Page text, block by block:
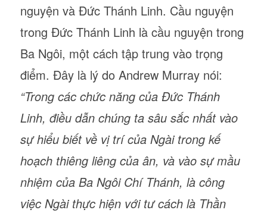
nguyện và Đức Thánh Linh. Cầu nguyện
trong Đức Thánh Linh là cầu nguyện trong
Ba Ngôi, một cách tập trung vào trọng
điểm. Đây là lý do Andrew Murray nói:
“Trong các chức năng của Đức Thánh
Linh, điều dẫn chúng ta sâu sắc nhất vào
sự hiểu biết về vị trí của Ngài trong kế
hoạch thiêng liêng của ân, và vào sự mầu
nhiệm của Ba Ngôi Chí Thánh, là công
việc Ngài thực hiện với tư cách là Thần